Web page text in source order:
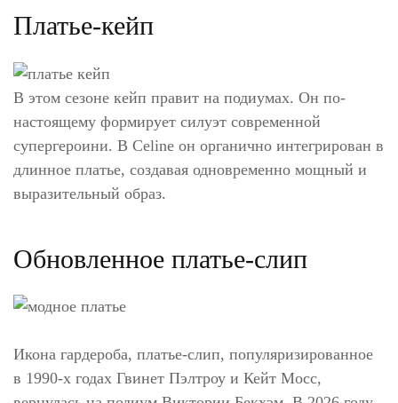
Платье-кейп
В этом сезоне кейп правит на подиумах. Он по-
настоящему формирует силуэт современной
супергероини. В Celine он органично интегрирован в
длинное платье, создавая одновременно мощный и
выразительный образ.
Обновленное платье-слип
Икона гардероба, платье-слип, популяризированное
в 1990-х годах Гвинет Пэлтроу и Кейт Мосс,